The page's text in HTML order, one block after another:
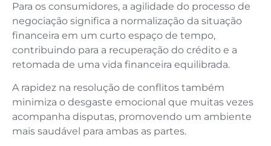
Para os consumidores, a agilidade do processo de
negociação significa a normalização da situação
financeira em um curto espaço de tempo,
contribuindo para a recuperação do crédito e a
retomada de uma vida financeira equilibrada.
A rapidez na resolução de conflitos também
minimiza o desgaste emocional que muitas vezes
acompanha disputas, promovendo um ambiente
mais saudável para ambas as partes.